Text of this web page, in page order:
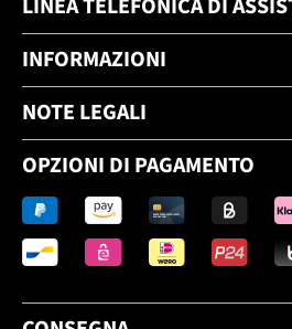
LINEA TELEFONICA DI
INFORMAZIONI
NOTE LEGALI
OPZIONI DI PAGAMENTO